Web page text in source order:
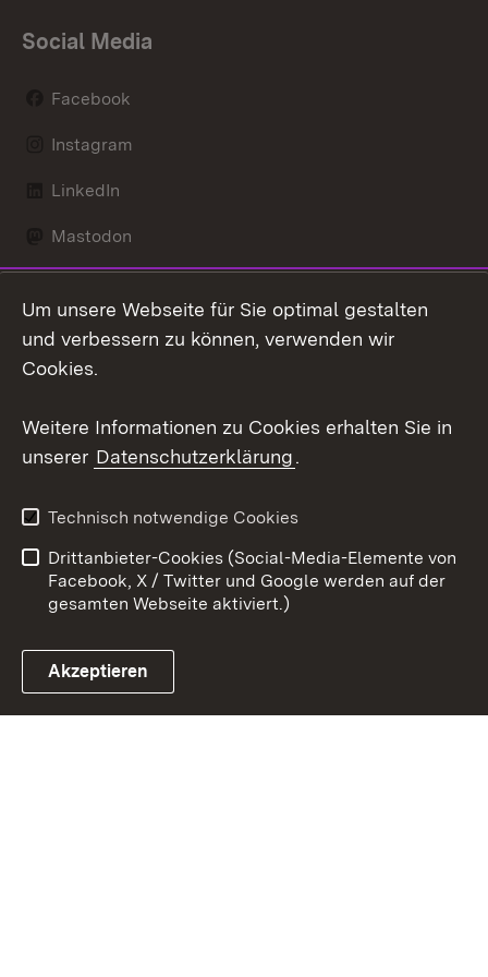
Social Media
Facebook
Instagram
LinkedIn
Mastodon
X / Twitter
Youtube
Link zum Landesportal
Kontakt
Datenschutz
Barrierefreiheit
Impressum Cookies
Um unsere Webseite für Sie optimal gestalten
und verbessern zu können, verwenden wir
Cookies.
Weitere Informationen zu Cookies erhalten Sie in
unserer Datenschutzerklärung.
Technisch notwendige Cookies
Drittanbieter-Cookies (Social-Media-Elemente von
Facebook, X / Twitter und Google werden auf der
gesamten Webseite aktiviert.)
Akzeptieren